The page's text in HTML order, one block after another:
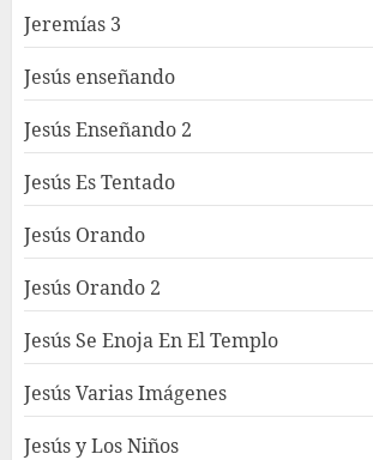
Jeremías 3
Jesús enseñando
Jesús Enseñando 2
Jesús Es Tentado
Jesús Orando
Jesús Orando 2
Jesús Se Enoja En El Templo
Jesús Varias Imágenes
Jesús y Los Niños